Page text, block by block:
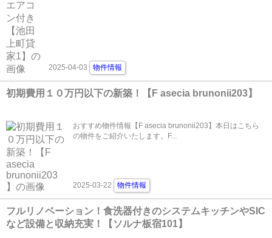
2025-04-03 物件情報
初期費用１０万円以下の新築！【F asecia brunonii203】
おすすめ物件情報【F asecia brunonii203】本日はこちら
の物件をご紹介いたします。F...
2025-03-22 物件情報
フルリノベーション！食洗器付きのシステムキッチンやSIC
など設備と収納充実！【ソルナ板宿101】